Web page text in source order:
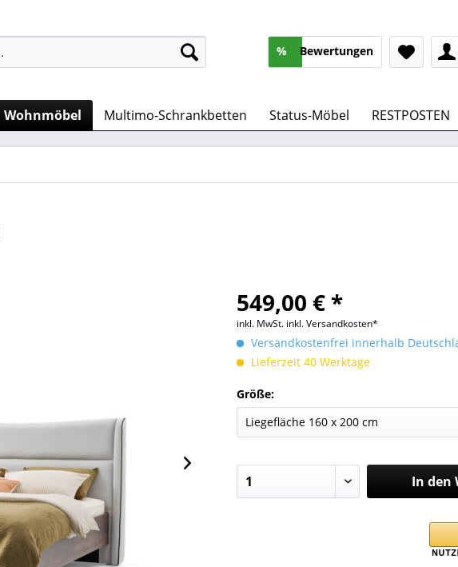
% Bewertungen
Wohnmöbel Multimo-Schrankbetten Status-Möbel RESTPOSTEN
549,00 € *
inkl. MwSt. inkl. Versandkosten*
Versandkostenfrei innerhalb
Lieferzeit 40 Werktage
Größe:
In den